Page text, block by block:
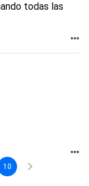
todas las
10